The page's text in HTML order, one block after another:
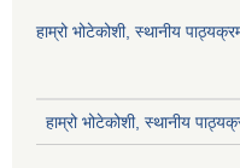
हाम्रो भोटेकोशी, स्थानीय
हाम्रो भोटेकोशी, स्थानीय